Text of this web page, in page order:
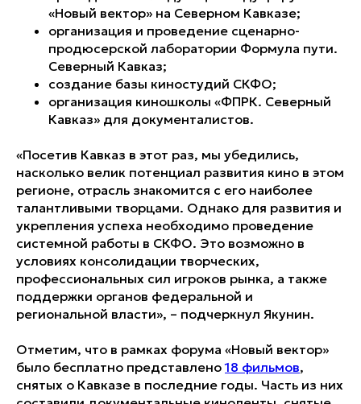
«Новый вектор» на Северном Кавказе;
организация и проведение сценарно-
продюсерской лаборатории Формула пути.
Северный Кавказ;
создание базы киностудий СКФО;
организация киношколы «ФПРК. Северный
Кавказ» для документалистов.
«Посетив Кавказ в этот раз, мы убедились,
насколько велик потенциал развития кино в этом
регионе, отрасль знакомится с его наиболее
талантливыми творцами. Однако для развития и
укрепления успеха необходимо проведение
системной работы в СКФО. Это возможно в
условиях консолидации творческих,
профессиональных сил игроков рынка, а также
поддержки органов федеральной и
региональной власти», – подчеркнул Якунин.
Отметим, что в рамках форума «Новый вектор»
было бесплатно представлено18 фильмов,
снятых о Кавказе в последние годы. Часть из них